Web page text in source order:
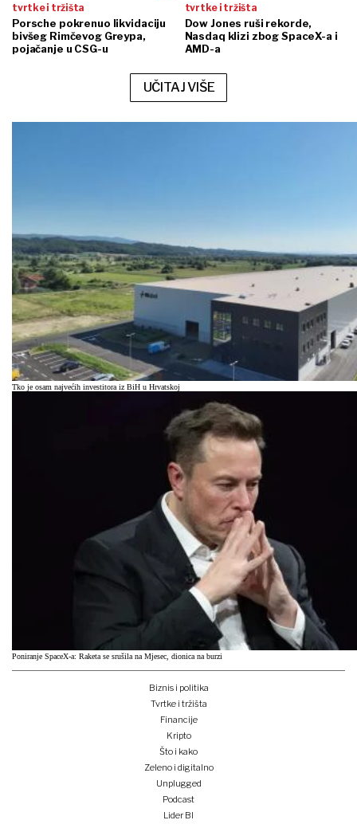
tvrtke i tržišta
Porsche pokrenuo likvidaciju
bivšeg Rimčevog Greypa,
pojačanje u CSG-u
tvrtke i tržišta
Dow Jones ruši rekorde,
Nasdaq klizi zbog SpaceX-a i
AMD-a
UČITAJ VIŠE
Tko je osam najvećih investitora iz BiH u Hrvatskoj
Poniranje SpaceX-a: Raketa se srušila na Mjesec, dionica na burzi
Biznis i politika
Tvrtke i tržišta
Financije
Kripto
Što i kako
Zeleno i digitalno
Unplugged
Podcast
Lider BI